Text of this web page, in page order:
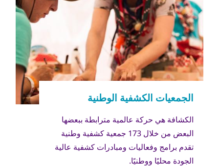
الكشافة هي حركة عالمية مترابطة ببعضها
البعض من خلال 173 جمعية كشفية وطنية
تقدم برامج وفعاليات ومبادرات كشفية عالية
الجودة محليًا ووطنيًا.